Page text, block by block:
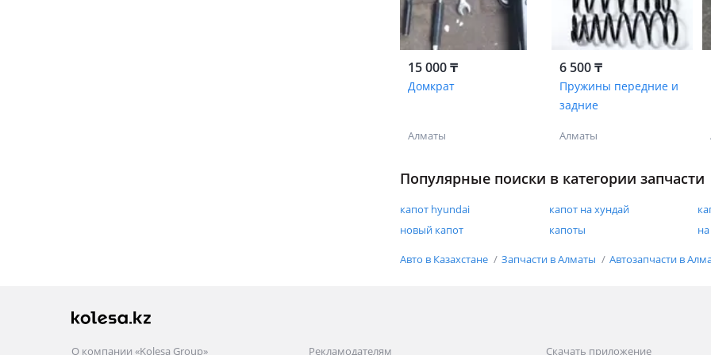
15 000 ₸
Домкрат
Алматы
6 500 ₸
Пружины передние и
задние
Алматы
Популярные поиски в категории запчасти
капот hyundai капот на хундай
новый капот
капоты
Авто в Казахстане Запчасти в Алматы Автозапчасти в
О компании «Kolesa Group» Рекламодателям Скачать приложение